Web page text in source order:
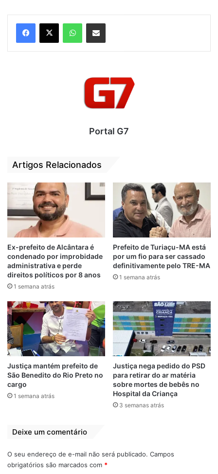
Lei Estadual nº 9.881/2013, sancionada
ainda no governo Roseana Sarney, que
proíbe a nomeação de pessoas com contas
Tramita na Vara de Interesses Difusos e
Coletivos de São Luís uma Ação Popular
que pede a exoneração de Sebastião
Madeira, com base na Lei da Ficha Limpa
estadual. Caso a Justiça acate o pedido, a
mesma decisão poderá afetar Rubens
Pereira, que está em situação jurídica
A reportagem do site
político-administrativa, pois desrespeita
uma norma clara que impede o provimento
Portal G7
Artigos Relacionados
Ex-prefeito de Alcântara é
condenado por improbidade
administrativa e perde
direitos políticos por 8 anos
1 semana atrás
Prefeito de Turiaçu-MA está
por um fio para ser cassado
definitivamente pelo TRE-MA
1 semana atrás
Justiça mantém prefeito de
São Benedito do Rio Preto no
cargo
1 semana atrás
Justiça nega pedido do PSD
para retirar do ar matéria
sobre mortes de bebês no
Hospital da Criança
3 semanas atrás
Deixe um comentário
O seu endereço de e-mail não será publicado. Campos
obrigatórios são marcados com *